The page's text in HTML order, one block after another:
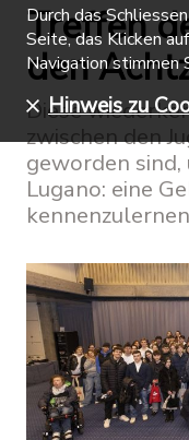
Treffen
den
Diese
zwischen den
geworden
Lugano: eine
Durch das
Seite, das Klicken
Navigation stimmen
Hinweis zu